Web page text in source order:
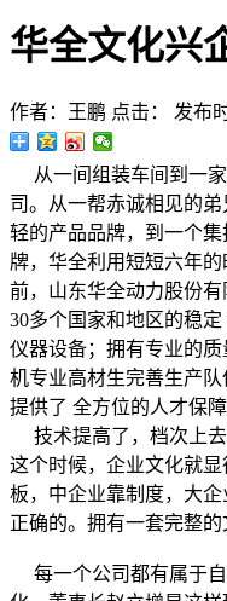
华全文化兴
作者：王鹏 点击： 发布
从一间组装车间到一家
司。从一帮赤诚相见的
轻的产品品牌，到一个
牌，华全利用短短六年
前，山东华全动力股份
30多个国家和地区的稳
仪器设备；拥有专业的
机专业高材生完善生产
提供了 全方位的人才保
技术提高了，档次上去
这个时候，企业文化就
板，中企业靠制度，大
正确的。拥有一套完整的
每一个公司都有属于自